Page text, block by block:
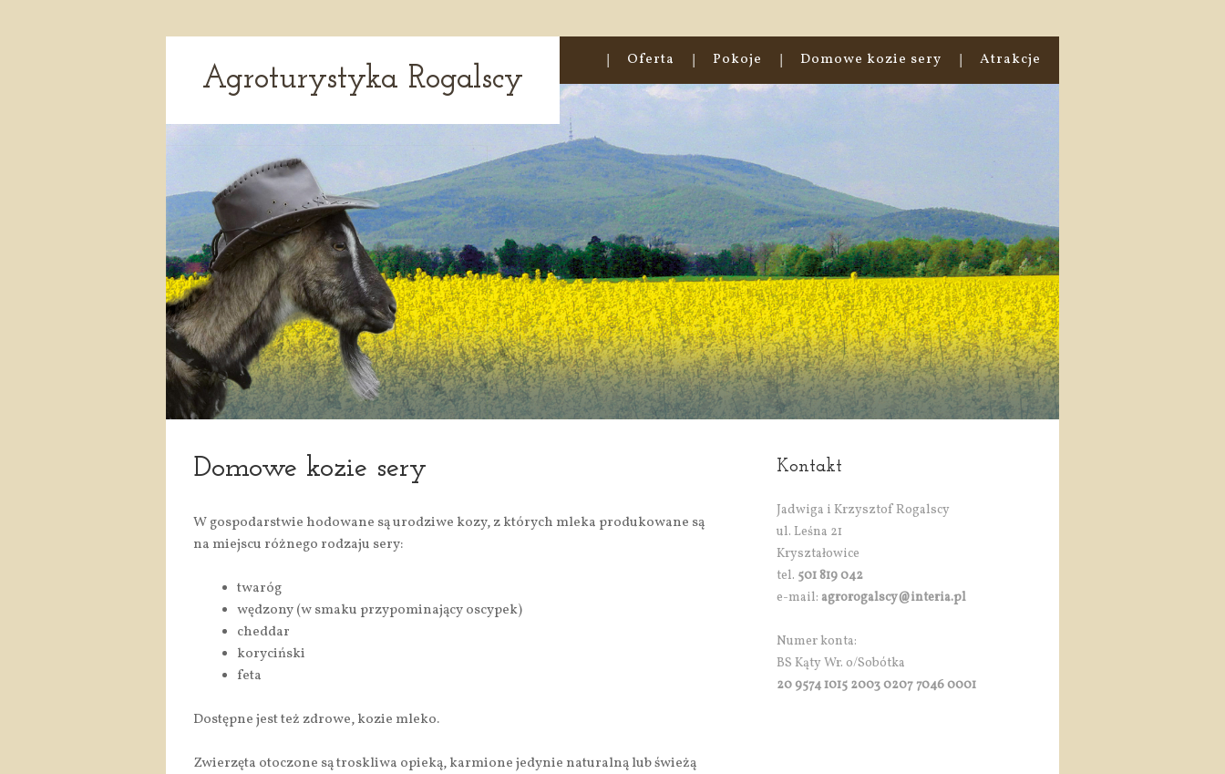
Agroturystyka Rogalscy
Oferta Pokoje Domowe kozie sery Atrakcje
Domowe kozie sery
W gospodarstwie hodowane są urodziwe kozy, z których mleka produkowane są
na miejscu różnego rodzaju sery:
twaróg
wędzony (w smaku przypominający oscypek)
cheddar
koryciński
feta
Dostępne jest też zdrowe, kozie mleko.
Zwierzęta otoczone są troskliwa opieką, karmione jedynie naturalną lub świeżą
Kontakt
Jadwiga i Krzysztof Rogalscy
ul. Leśna 21
Kryształowice
tel. 501 819 042
e-mail: agrorogalscy@interia.pl
Numer konta:
BS Kąty Wr. o/Sobótka
20 9574 1015 2003 0207 7046 0001